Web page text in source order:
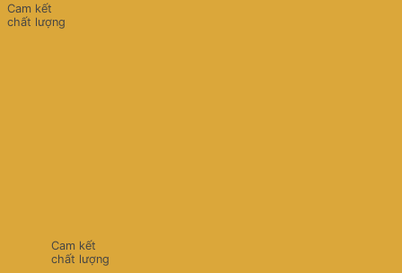
Cam kết
chất lượng
Cam kết
chất lượng